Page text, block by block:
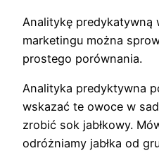
Analitykę predykatywną
marketingu można
prostego porównania.
Analityka predyktywna
wskazać te owoce w
zrobić sok jabłkowy.
odróżniamy jabłka od